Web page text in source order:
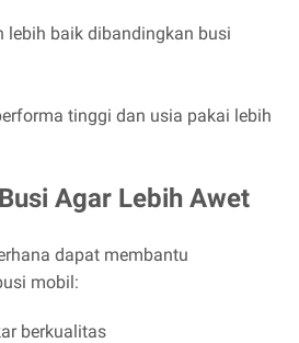
lebih baik dibandingkan busi
tinggi dan usia pakai lebih
Agar Lebih Awet
dapat membantu
mobil:
berkualitas